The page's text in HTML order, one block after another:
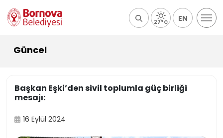
27°C EN
Güncel
Başkan Eşki’den sivil toplumla güç birliği
mesajı:
16 Eylül 2024